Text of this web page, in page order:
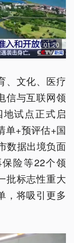
01:20
、文化、医疗
信与互联网领
试点正式启
单+预评估+国
数据出境负面
险等22个领
批标志性重大
，将吸引更多